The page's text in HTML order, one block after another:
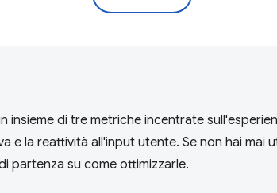
insieme di tre metriche incentrate
e la reattività all'input utente. Se non hai
partenza su come ottimizzarle.